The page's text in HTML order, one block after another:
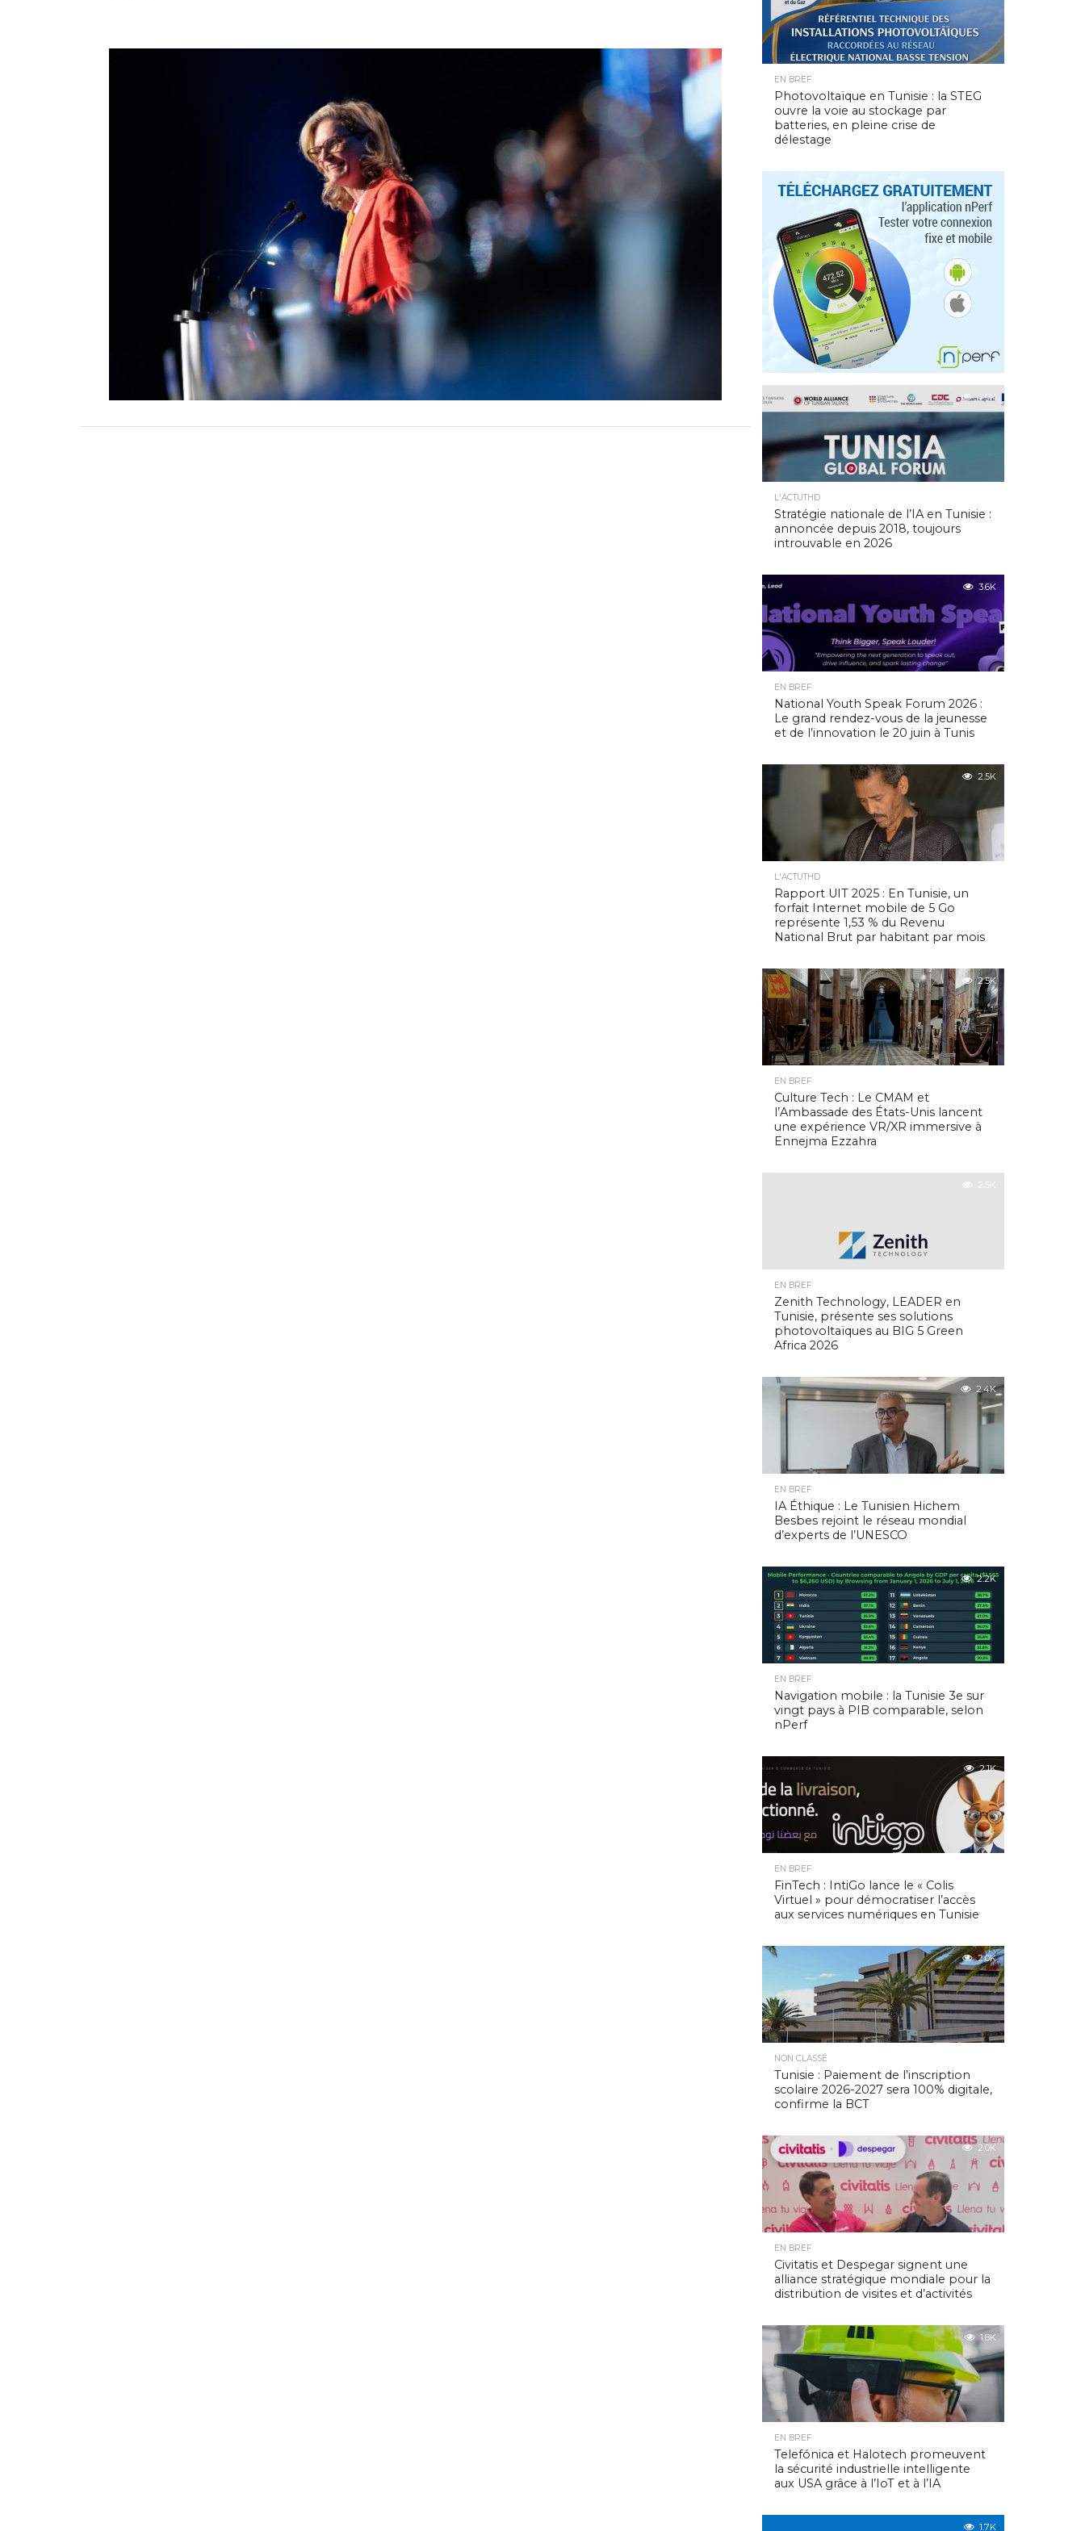
EN BREF
Photovoltaïque en Tunisie : la STEG
ouvre la voie au stockage par
batteries, en pleine crise de
délestage
4.9K
L'ACTUTHD
Stratégie nationale de l’IA en Tunisie :
annoncée depuis 2018, toujours
introuvable en 2026
3.6K
EN BREF
National Youth Speak Forum 2026 :
Le grand rendez-vous de la jeunesse
et de l’innovation le 20 juin à Tunis
2.5K
L'ACTUTHD
Rapport UIT 2025 : En Tunisie, un
forfait Internet mobile de 5 Go
représente 1,53 % du Revenu
National Brut par habitant par mois
2.5K
EN BREF
Culture Tech : Le CMAM et
l’Ambassade des États-Unis lancent
une expérience VR/XR immersive à
Ennejma Ezzahra
2.5K
EN BREF
Zenith Technology, LEADER en
Tunisie, présente ses solutions
photovoltaïques au BIG 5 Green
Africa 2026
2.4K
EN BREF
IA Éthique : Le Tunisien Hichem
Besbes rejoint le réseau mondial
d’experts de l’UNESCO
2.2K
EN BREF
Navigation mobile : la Tunisie 3e sur
vingt pays à PIB comparable, selon
nPerf
2.1K
EN BREF
FinTech : IntiGo lance le « Colis
Virtuel » pour démocratiser l’accès
aux services numériques en Tunisie
2.0K
NON CLASSÉ
Tunisie : Paiement de l’inscription
scolaire 2026-2027 sera 100% digitale,
confirme la BCT
2.0K
EN BREF
Civitatis et Despegar signent une
alliance stratégique mondiale pour la
distribution de visites et d’activités
1.8K
EN BREF
Telefónica et Halotech promeuvent
la sécurité industrielle intelligente
aux USA grâce à l’IoT et à l’IA
1.7K